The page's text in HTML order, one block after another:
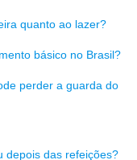
quanto ao lazer?
básico no Brasil?
perder a guarda do
depois das refeições?